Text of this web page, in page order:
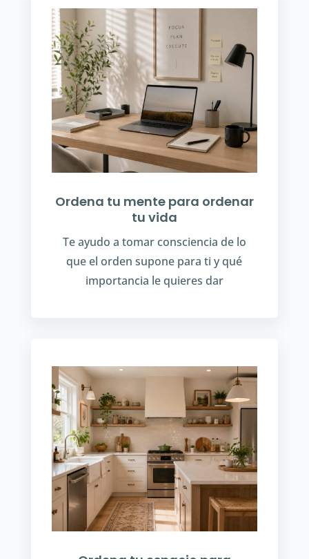
Ordena tu mente para ordenar
tu vida
Te ayudo a tomar consciencia de lo
que el orden supone para ti y qué
importancia le quieres dar